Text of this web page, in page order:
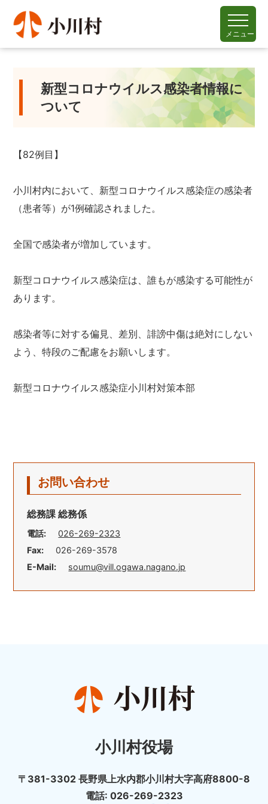
メニュー
新型コロナウイルス感染者情報に
ついて
【82例目】
小川村内において、新型コロナウイルス感染症の感染者
（患者等）が1例確認されました。
全国で感染者が増加しています。
新型コロナウイルス感染症は、誰もが感染する可能性が
あります。
感染者等に対する偏見、差別、誹謗中傷は絶対にしない
よう、特段のご配慮をお願いします。
新型コロナウイルス感染症小川村対策本部
お問い合わせ
総務課 総務係
電話:
026-269-2323
Fax:
026-269-3578
E-Mail:
soumu@vill.ogawa.nagano.jp
小川村役場
〒381-3302 長野県上水内郡小川村大字高府8800-8
電話: 026-269-2323